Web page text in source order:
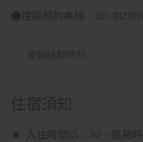
●接駁預約專線：03-
住宿須知
入住時間15：30，退房時